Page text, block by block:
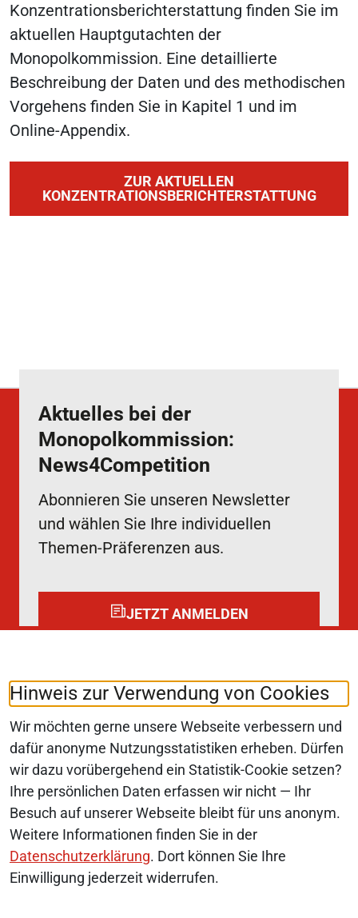
Hinweis zur Verwendung von Cookies
Wir möchten gerne unsere Webseite verbessern und
dafür anonyme Nutzungsstatistiken erheben. Dürfen
wir dazu vorübergehend ein Statistik-Cookie setzen?
Ihre persönlichen Daten erfassen wir nicht — Ihr
Besuch auf unserer Webseite bleibt für uns anonym.
Weitere Informationen finden Sie in der
Datenschutzerklärung. Dort können Sie Ihre
Einwilligung jederzeit widerrufen.
Konzentrationsberichterstattung finden Sie im
aktuellen Hauptgutachten der
Monopolkommission. Eine detaillierte
Beschreibung der Daten und des methodischen
Vorgehens finden Sie in Kapitel 1 und im
Online-Appendix.
ZUR AKTUELLEN
KONZENTRATIONSBERICHTERSTATTUNG
Aktuelles bei der
Monopolkommission:
News4Competition
Abonnieren Sie unseren Newsletter
und wählen Sie Ihre individuellen
Themen-Präferenzen aus.
JETZT ANMELDEN
Folgen Sie uns auf: LinkedIn
© 2026 Monopolkommission
SERVICE-NAVIGATION
SITEMAP
ERKLÄRUNG ZUR BARRIEREFREIHEIT